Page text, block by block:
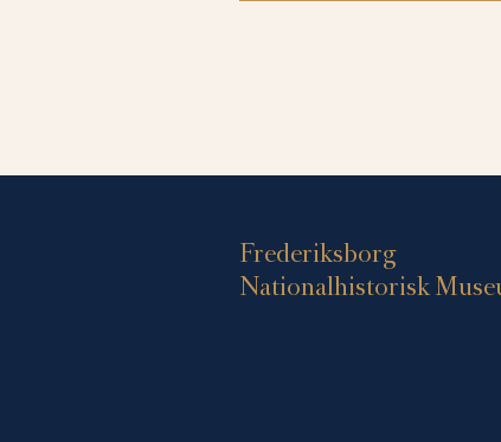
Frederiksborg
Nationalhistorisk